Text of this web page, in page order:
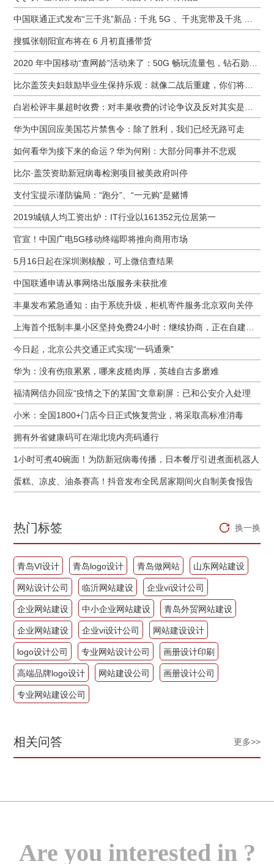
搜狐张朝阳宣布将在 6 月初直播带货
华为中国回应美国芯片禁售令：除了胜利，我们已经无路可走
如何看华为接下来的命运？华为何刚：大部分同事并不悲观
比尔·盖茨资助新冠病毒检测项目被美政府叫停
支付宝提示谨防骗局：“跑分”、“一元购”是赌博
2019城镇人均工资出炉：IT行业以161352元位居第一
官宣！中国广电5G移动终端即将推向商用市场
5月16日起在深圳测核酸，可上微信查结果
中国联通申请从事网络出版服务未获批准
丰巢发布紧急通知：由于系统升级，柜机寄件服务北京双向关停
今日起，北京公共交通正式实现“一码通乘”
华为：没有伤痕累累，哪来皮糙肉厚，英雄自古多磨难
福清网信办回应“疫情之下的某国”文章刷屏：已和公安介入处理
小米：全国1800+门店今日正式恢复营业，将采取高标准消毒
拥有外省健康码可在湖北境内亮码通行
1小时可煮40碗面！为防新冠病毒传播，日本餐厅引进煮面机器人
蛋糕、凉皮、油条赛高！抖音发布全民居家期间火自制美食报告
热门标签 换一换
青岛VI设计 青岛logo设计 青岛做网站 山东网站建设
网站设计公司 临沂网站建设 企业vi设计公司
企业网站建设 中小企业网站建设 青岛外贸网站建设
企业网站建设 企业vi设计公司 网站建设设计
logo设计公司 专业网站设计公司 画册设计印刷
高端品牌logo设计 网站建设公司 画册设计公司
专业网站建设公司
相关问答 更多>>
Are you interested in ?